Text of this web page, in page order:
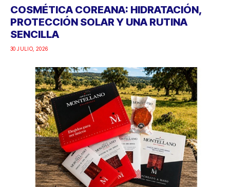
COSMÉTICA COREANA: HIDRATACIÓN,
PROTECCIÓN SOLAR Y UNA RUTINA
SENCILLA
30 JULIO, 2026